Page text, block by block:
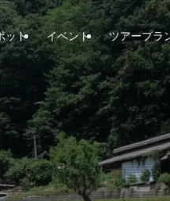
ット イベント ツアープラ